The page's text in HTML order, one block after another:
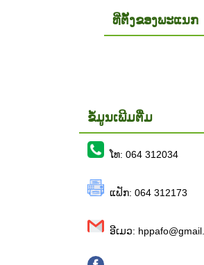
ທີ່ຕັ້ງຂອງພະແນກ
ຂໍ້ມູນເພີມຕື່ມ
ໂທ: 064 312034
ແຟັກ: 064 312173
ອີເມວ: